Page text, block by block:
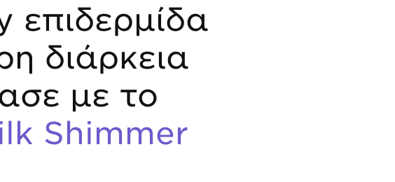
επιδερμίδα
διάρκεια
με το
Shimmer